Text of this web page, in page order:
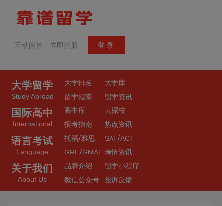
互动问答 立即注册 登录
大学留学
Study Abroad
大学排名
大学库
留学指南
留学资讯
国际高中
International
高中库
云探校
报考指南
热点资讯
语言考试
Language
托福/雅思 SAT/ACT
GRE/GMAT 考情资讯
关于我们
About Us
品牌介绍
留学小程序
微信公众号
投诉反馈